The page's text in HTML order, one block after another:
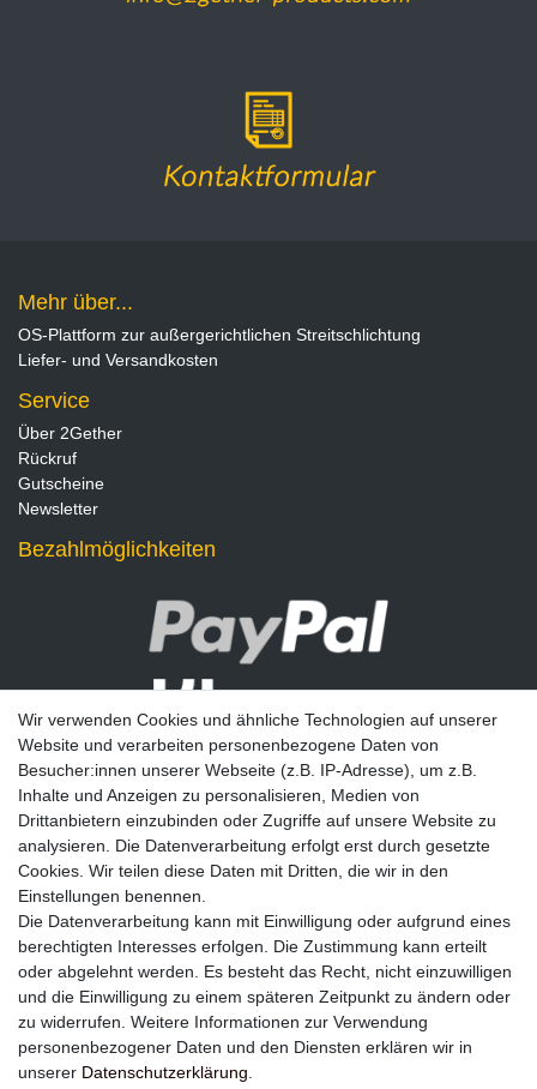
Mehr über...
OS-Plattform zur außergerichtlichen Streitschlichtung
Liefer- und Versandkosten
Service
Über 2Gether
Rückruf
Gutscheine
Newsletter
Bezahlmöglichkeiten
Newsletter
E-MAIL **
Einwilligung kann ich jederzeit widerrufen.**
Abonnieren
Wir verwenden Cookies und ähnliche Technologien auf unserer
Website und verarbeiten personenbezogene Daten von
Besucher:innen unserer Webseite (z.B. IP-Adresse), um z.B.
Inhalte und Anzeigen zu personalisieren, Medien von
Drittanbietern einzubinden oder Zugriffe auf unsere Website zu
analysieren. Die Datenverarbeitung erfolgt erst durch gesetzte
Cookies. Wir teilen diese Daten mit Dritten, die wir in den
Einstellungen benennen.
Die Datenverarbeitung kann mit Einwilligung oder aufgrund eines
berechtigten Interesses erfolgen. Die Zustimmung kann erteilt
oder abgelehnt werden. Es besteht das Recht, nicht einzuwilligen
und die Einwilligung zu einem späteren Zeitpunkt zu ändern oder
zu widerrufen. Weitere Informationen zur Verwendung
personenbezogener Daten und den Diensten erklären wir in
unserer Daten­schutz­erklärung